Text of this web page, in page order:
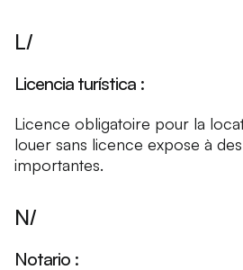
L/
Licencia turística :
Licence obligatoire pour la
louer sans licence expose à
importantes.
N/
Notario :